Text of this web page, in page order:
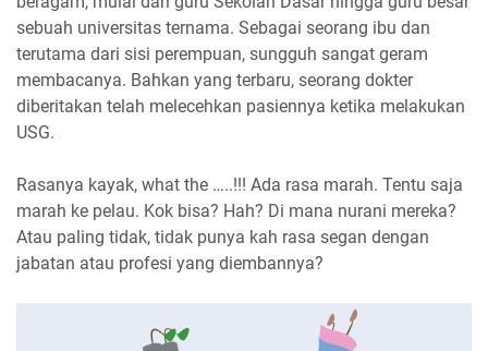
sebuah universitas ternama. Sebagai seorang ibu dan
terutama dari sisi perempuan, sungguh sangat geram
membacanya. Bahkan yang terbaru, seorang dokter
diberitakan telah melecehkan pasiennya ketika melakukan
USG.
Rasanya kayak, what the …..!!! Ada rasa marah. Tentu saja
marah ke pelau. Kok bisa? Hah? Di mana nurani mereka?
Atau paling tidak, tidak punya kah rasa segan dengan
jabatan atau profesi yang diembannya?